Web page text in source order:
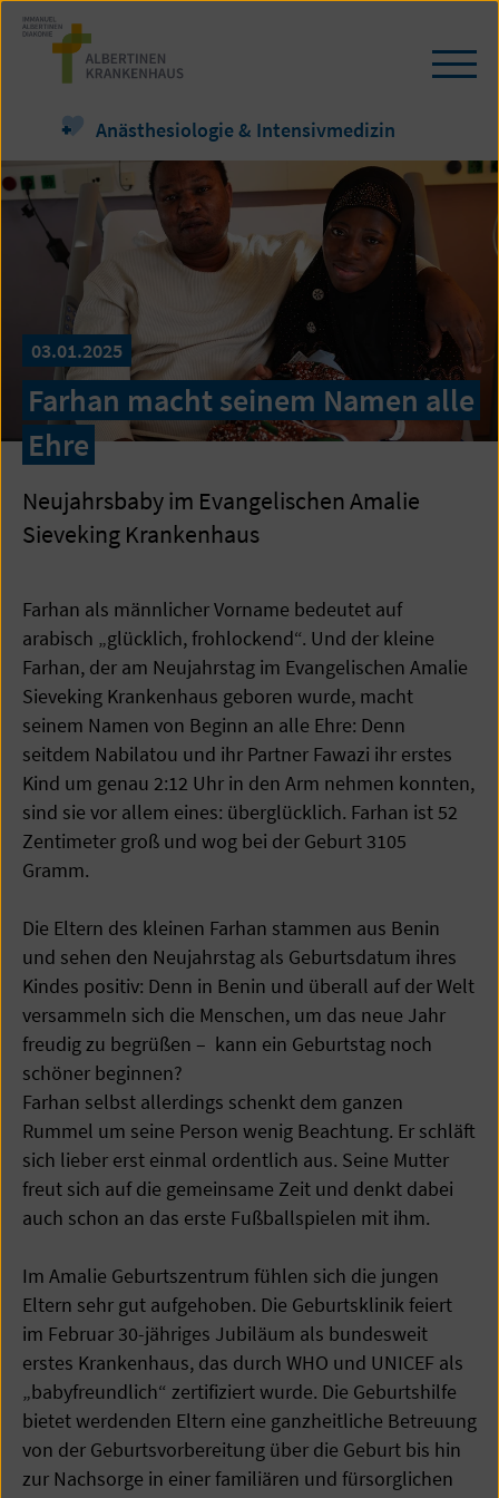
Zum
Seiteninhalt
springen
Anästhesiologie & Intensivmedizin
03.01.2025
Farhan macht seinem Namen alle
Ehre
Neujahrsbaby im Evangelischen Amalie
Sieveking Krankenhaus
Farhan als männlicher Vorname bedeutet auf
arabisch „glücklich, frohlockend“. Und der kleine
Farhan, der am Neujahrstag im Evangelischen Amalie
Sieveking Krankenhaus geboren wurde, macht
seinem Namen von Beginn an alle Ehre: Denn
seitdem Nabilatou und ihr Partner Fawazi ihr erstes
Kind um genau 2:12 Uhr in den Arm nehmen konnten,
sind sie vor allem eines: überglücklich. Farhan ist 52
Zentimeter groß und wog bei der Geburt 3105
Gramm.
Die Eltern des kleinen Farhan stammen aus Benin
und sehen den Neujahrstag als Geburtsdatum ihres
Kindes positiv: Denn in Benin und überall auf der Welt
versammeln sich die Menschen, um das neue Jahr
freudig zu begrüßen – kann ein Geburtstag noch
schöner beginnen?
Farhan selbst allerdings schenkt dem ganzen
Rummel um seine Person wenig Beachtung. Er schläft
sich lieber erst einmal ordentlich aus. Seine Mutter
freut sich auf die gemeinsame Zeit und denkt dabei
auch schon an das erste Fußballspielen mit ihm.
Im Amalie Geburtszentrum fühlen sich die jungen
Eltern sehr gut aufgehoben. Die Geburtsklinik feiert
im Februar 30-jähriges Jubiläum als bundesweit
erstes Krankenhaus, das durch WHO und UNICEF als
„babyfreundlich“ zertifiziert wurde. Die Geburtshilfe
bietet werdenden Eltern eine ganzheitliche Betreuung
von der Geburtsvorbereitung über die Geburt bis hin
zur Nachsorge in einer familiären und fürsorglichen